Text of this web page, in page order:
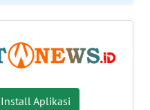
Install Aplikasi